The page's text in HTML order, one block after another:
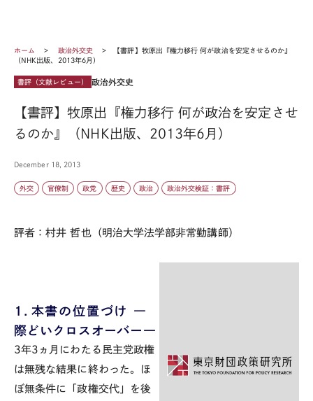
ホーム 政治外交史
【書評】牧原出『権力移行 何が政治を安定させるのか』
（NHK出版、2013年6月）
書評（文献レビュー） 政治外交史
【書評】牧原出『権力移行 何が政治を安定させ
るのか』（NHK出版、2013年6月）
December 18, 2013
外交 官僚制 政党 歴史 政治 政治外交検証：書評
評者：村井 哲也（明治大学法学部非常勤講師）
１．本書の位置づけ ―
際どいクロスオーバー―
3年3ヵ月にわたる民主党政権
は無残な結果に終わった。ほ
ぼ無条件に「政権交代」を後